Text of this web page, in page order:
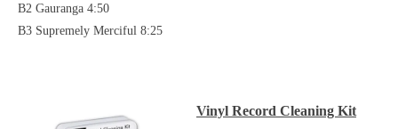
B2 Gauranga 4:50
B3 Supremely Merciful 8:25
Vinyl Record Cleaning Kit